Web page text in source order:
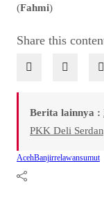
(Fahmi)
Share this
Berita lainnya :
PKK Deli
AcehBanjirrelawansumut